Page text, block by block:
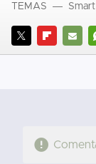
TWITTERFLIPBOARD
E-
TEMAS